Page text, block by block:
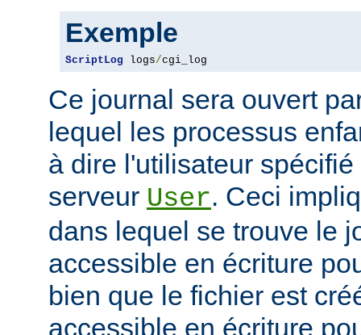
Exemple
ScriptLog logs/cgi_log
Ce journal sera ouvert
lequel les processus
à dire l'utilisateur
serveur User. Ceci
dans lequel se trouve le
accessible en écriture
bien que le fichier est
accessible en écriture